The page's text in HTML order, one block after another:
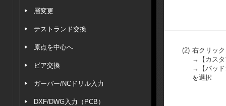
層変更
テストランド交換
原点を中心へ
ビア交換
ガーバー/NCドリル入力
DXF/DWG入力（PCB）
(2) 右クリック
→【カスタ
→【パッド
を選択